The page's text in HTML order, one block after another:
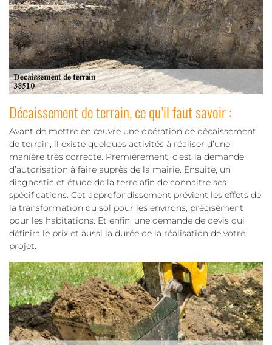
Décaissement de terrain, ce qu’il faut savoir :
Avant de mettre en œuvre une opération de décaissement
de terrain, il existe quelques activités à réaliser d’une
manière très correcte. Premièrement, c’est la demande
d’autorisation à faire auprès de la mairie. Ensuite, un
diagnostic et étude de la terre afin de connaitre ses
spécifications. Cet approfondissement prévient les effets de
la transformation du sol pour les environs, précisément
pour les habitations. Et enfin, une demande de devis qui
définira le prix et aussi la durée de la réalisation de votre
projet.